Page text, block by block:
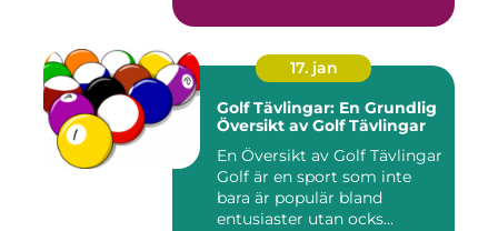
17. jan
Golf Tävlingar: En Grundlig
Översikt av Golf Tävlingar
En Översikt av Golf Tävlingar
Golf är en sport som inte
bara är populär bland
entusiaster utan ocks...